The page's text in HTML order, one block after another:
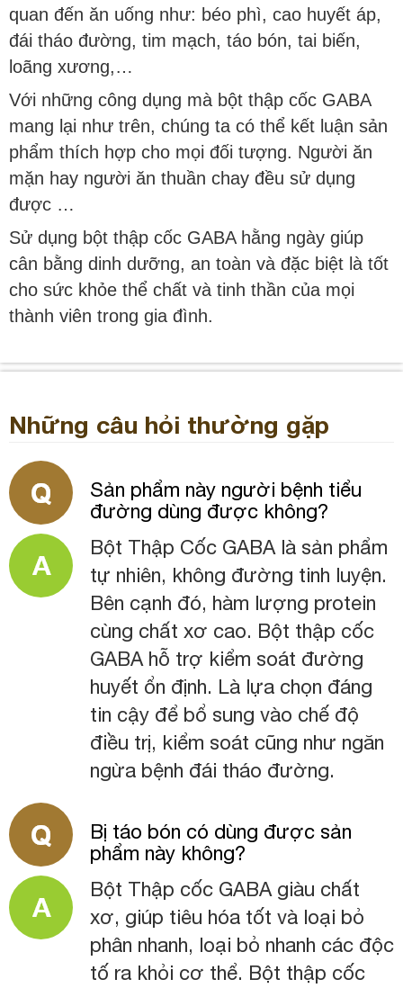
quan đến ăn uống như: béo phì, cao huyết áp,
đái tháo đường, tim mạch, táo bón, tai biến,
loãng xương,…
Với những công dụng mà bột thập cốc GABA
mang lại như trên, chúng ta có thể kết luận sản
phẩm thích hợp cho mọi đối tượng. Người ăn
mặn hay người ăn thuần chay đều sử dụng
được …
Sử dụng bột thập cốc GABA hằng ngày giúp
cân bằng dinh dưỡng, an toàn và đặc biệt là tốt
cho sức khỏe thể chất và tinh thần của mọi
thành viên trong gia đình.
Những câu hỏi thường gặp
Sản phẩm này người bệnh tiểu
đường dùng được không?
Bột Thập Cốc GABA là sản phẩm
tự nhiên, không đường tinh luyện.
Bên cạnh đó, hàm lượng protein
cùng chất xơ cao. Bột thập cốc
GABA hỗ trợ kiểm soát đường
huyết ổn định. Là lựa chọn đáng
tin cậy để bổ sung vào chế độ
điều trị, kiểm soát cũng như ngăn
ngừa bệnh đái tháo đường.
Bị táo bón có dùng được sản
phẩm này không?
Bột Thập cốc GABA giàu chất
xơ, giúp tiêu hóa tốt và loại bỏ
phân nhanh, loại bỏ nhanh các độc
tố ra khỏi cơ thể. Bột thập cốc